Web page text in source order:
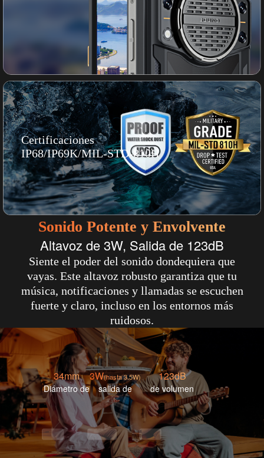
Certificaciones
IP68/IP69K/MIL-STD-810H
Sonido Potente y Envolvente
Altavoz de 3W, Salida de 123dB
Siente el poder del sonido dondequiera que
vayas. Este altavoz robusto garantiza que tu
música, notificaciones y llamadas se escuchen
fuerte y claro, incluso en los entornos más
ruidosos.
34mm
Diámetro de
3W(hasta 3.5W)
salida de
123dB
de volumen